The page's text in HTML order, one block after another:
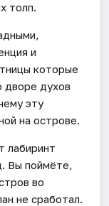
толп.
и
которые
дворе духов
эту
на острове.
лабиринт
Вы поймёте,
во
не сработал.